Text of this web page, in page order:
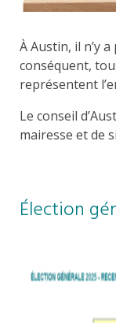
À Austin, il n’y
conséquent,
représentent
Le conseil
mairesse et de
Élection